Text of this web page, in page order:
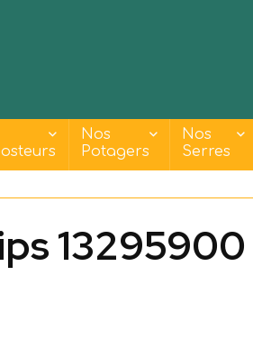
Nos
Potagers
Nos
Serres